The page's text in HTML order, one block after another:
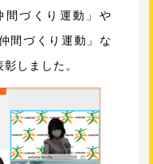
間づくり運動」や
間づくり運動」な
しました。